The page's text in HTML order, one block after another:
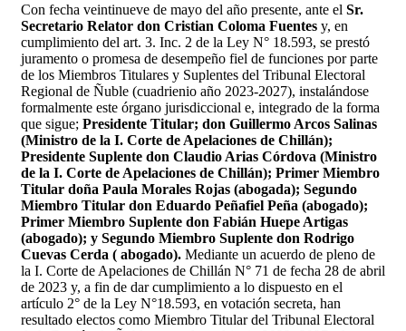
Con fecha veintinueve de mayo del año presente, ante el Sr.
Secretario Relator don Cristian Coloma Fuentes y, en
cumplimiento del art. 3. Inc. 2 de la Ley N° 18.593, se prestó
juramento o promesa de desempeño fiel de funciones por parte
de los Miembros Titulares y Suplentes del Tribunal Electoral
Regional de Ñuble (cuadrienio año 2023-2027), instalándose
formalmente este órgano jurisdiccional e, integrado de la forma
que sigue; Presidente Titular; don Guillermo Arcos Salinas
(Ministro de la I. Corte de Apelaciones de Chillán);
Presidente Suplente don Claudio Arias Córdova (Ministro
de la I. Corte de Apelaciones de Chillán); Primer Miembro
Titular doña Paula Morales Rojas (abogada); Segundo
Miembro Titular don Eduardo Peñafiel Peña (abogado);
Primer Miembro Suplente don Fabián Huepe Artigas
(abogado); y Segundo Miembro Suplente don Rodrigo
Cuevas Cerda ( abogado). Mediante un acuerdo de pleno de
la I. Corte de Apelaciones de Chillán N° 71 de fecha 28 de abril
de 2023 y, a fin de dar cumplimiento a lo dispuesto en el
artículo 2° de la Ley N°18.593, en votación secreta, han
resultado electos como Miembro Titular del Tribunal Electoral